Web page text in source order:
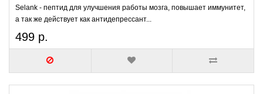
Selank - пептид для улучшения работы мозга, повышает иммунитет,
а так же действует как антидепрессант...
499 р.